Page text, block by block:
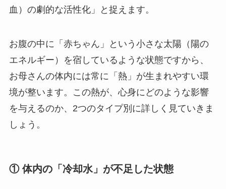
血）の劇的な活性化」と捉えます。
お腹の中に「赤ちゃん」という小さな太陽（陽の
エネルギー）を宿しているような状態ですから、
お母さんの体内には常に「熱」が生まれやすい環
境が整います。この熱が、心身にどのような影響
を与えるのか、2つのタイプ別に詳しく見ていきま
しょう。
① 体内の「冷却水」が不足した状態